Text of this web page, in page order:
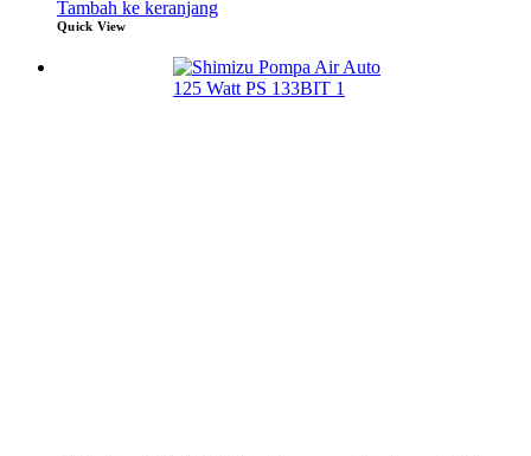
Tambah ke keranjang
Quick View